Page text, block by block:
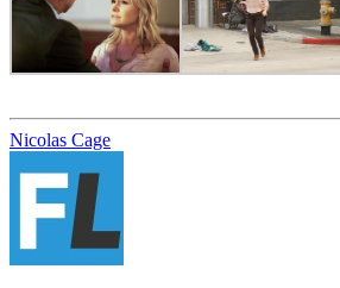
Nicolas Cage